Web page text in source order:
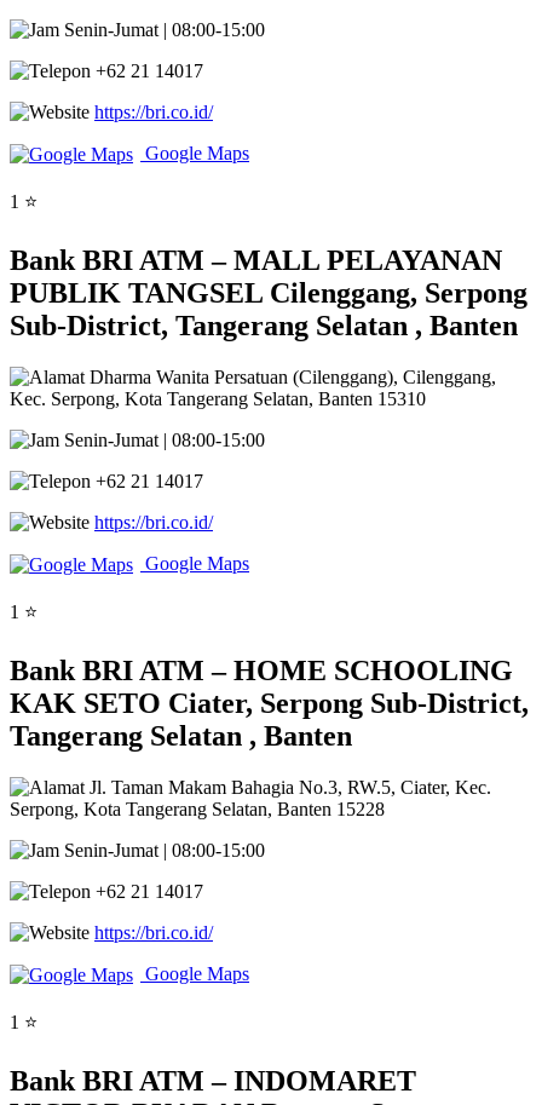
Senin-Jumat | 08:00-15:00
+62 21 14017
https://bri.co.id/
Google Maps
1 ⭐
Bank BRI ATM – MALL PELAYANAN
PUBLIK TANGSEL Cilenggang, Serpong
Sub-District, Tangerang Selatan , Banten
Dharma Wanita Persatuan (Cilenggang), Cilenggang,
Kec. Serpong, Kota Tangerang Selatan, Banten 15310
Senin-Jumat | 08:00-15:00
+62 21 14017
https://bri.co.id/
Google Maps
1 ⭐
Bank BRI ATM – HOME SCHOOLING
KAK SETO Ciater, Serpong Sub-District,
Tangerang Selatan , Banten
Jl. Taman Makam Bahagia No.3, RW.5, Ciater, Kec.
Serpong, Kota Tangerang Selatan, Banten 15228
Senin-Jumat | 08:00-15:00
+62 21 14017
https://bri.co.id/
Google Maps
1 ⭐
Bank BRI ATM – INDOMARET